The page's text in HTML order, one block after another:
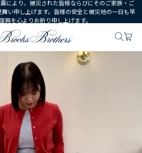
により、被災された皆様ならびにそのご家族・ご
い申し上げます。皆様の安全と被災地の一日も早
興を心よりお祈り申し上げます。
コーディネート詳細